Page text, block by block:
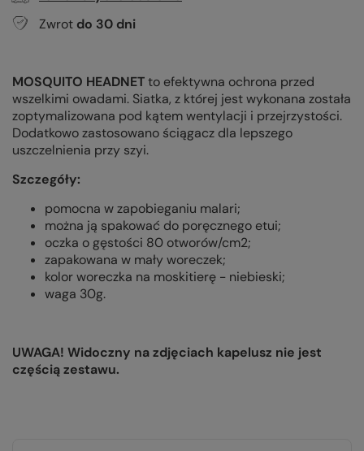
Zwrot do 30 dni
MOSQUITO HEADNETto efektywna ochrona przed
wszelkimi owadami. Siatka, z której jest wykonana została
zoptymalizowana pod kątem wentylacji i przejrzystości.
Dodatkowo zastosowano ściągacz dla lepszego
uszczelnienia przy szyi.
Szczegóły:
pomocna w zapobieganiu malari;
można ją spakować do poręcznego etui;
oczka o gęstości 80 otworów/cm2;
zapakowana w mały woreczek;
kolor woreczka na moskitierę - niebieski;
waga 30g.
UWAGA! Widoczny na zdjęciach kapelusz nie jest
częścią zestawu.